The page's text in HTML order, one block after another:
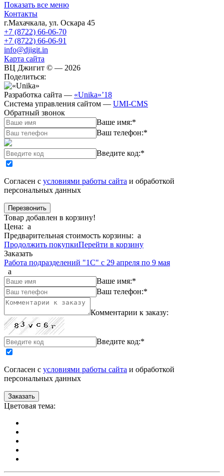
Показать все меню
Контакты
г.Махачкала, ул. Оскара 45
+7 (8722) 66-06-70
+7 (8722) 66-06-91
info@djigit.in
Карта сайта
ВЦ Джигит © — 2026
Поделиться:
Разработка сайта — «Unika»’18
Система управления сайтом — UMI-CMS
Обратный звонок
Ваше имя:*
Ваш телефон:*
Введите код:*
Согласен с условиями работы сайта и обработкой
персональных данных
Товар добавлен в корзину!
Цена: a
Предварительная стоимость корзины: a
Продолжить покупкиПерейти в корзину
Заказать
Работа подразделений "1С" с 29 апреля по 9 мая
a
Ваше имя:*
Ваш телефон:*
Комментарии к заказу:
Введите код:*
Согласен с условиями работы сайта и обработкой
персональных данных
Цветовая тема: